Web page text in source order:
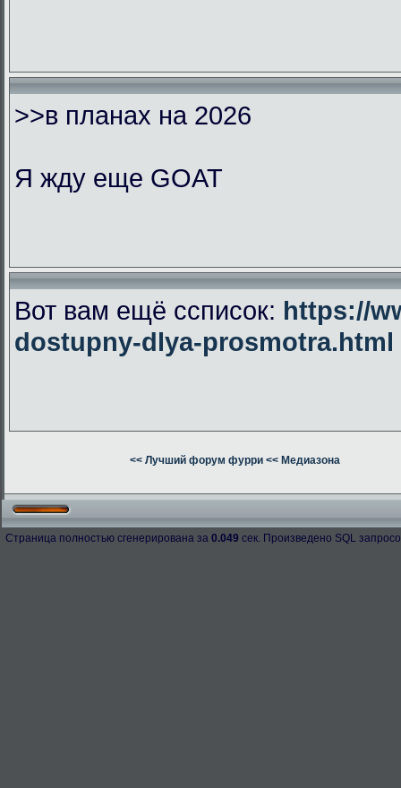
>>в планах на 2026
Я жду еще GOAT
Вот вам ещё ссписок: https://
dostupny-dlya-prosmotra.html
<< Лучший форум фурри << Медиазона
Страница полностью сгенерирована за 0.049 сек. Произведено SQL